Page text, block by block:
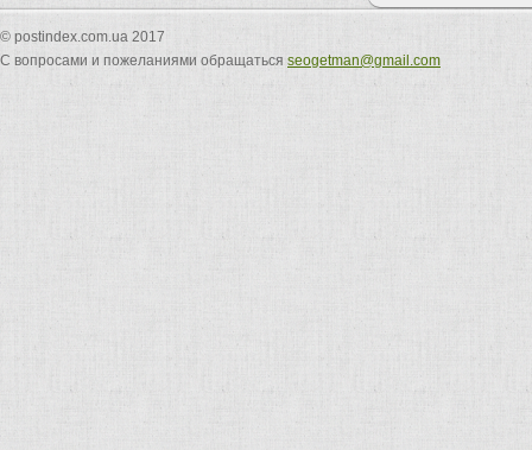
© postindex.com.ua 2017
С вопросами и пожеланиями обращаться seogetman@gmail.com